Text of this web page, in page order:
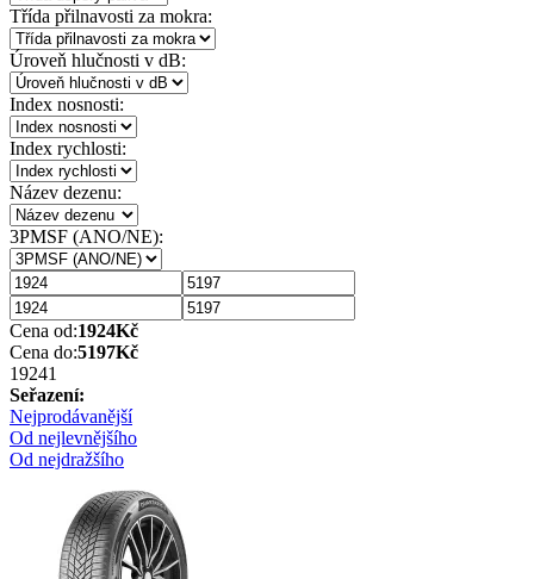
Třída přilnavosti za mokra:
Úroveň hlučnosti v dB:
Index nosnosti:
Index rychlosti:
Název dezenu:
3PMSF (ANO/NE):
Cena od:1924Kč
Cena do:5197Kč
19241
Seřazení:
Nejprodávanější
Od nejlevnějšího
Od nejdražšího